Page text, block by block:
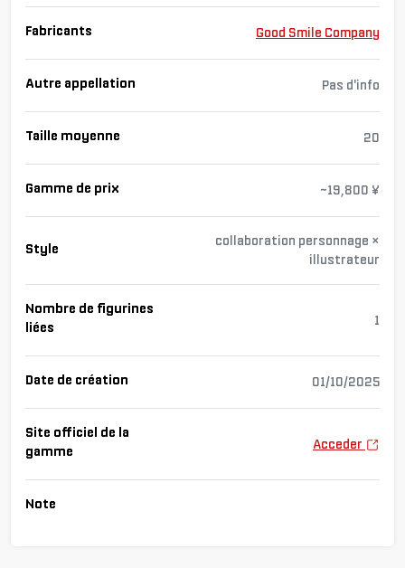
Fabricants Good Smile Company
Autre appellation Pas d'info
Taille moyenne 20
Gamme de prix ~19,800 ¥
Style
collaboration personnage ×
illustrateur
Nombre de figurines
liées
1
Date de création 01/10/2025
Site officiel de la
gamme
Acceder
Note